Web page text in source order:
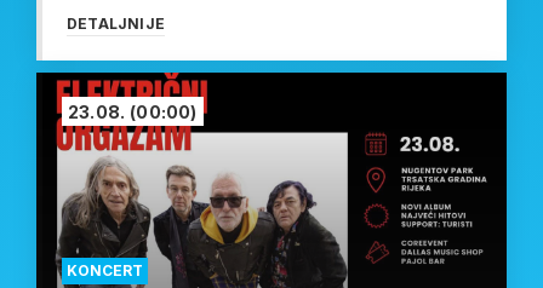
DETALJNIJE
KONCERT
23.08. (00:00)